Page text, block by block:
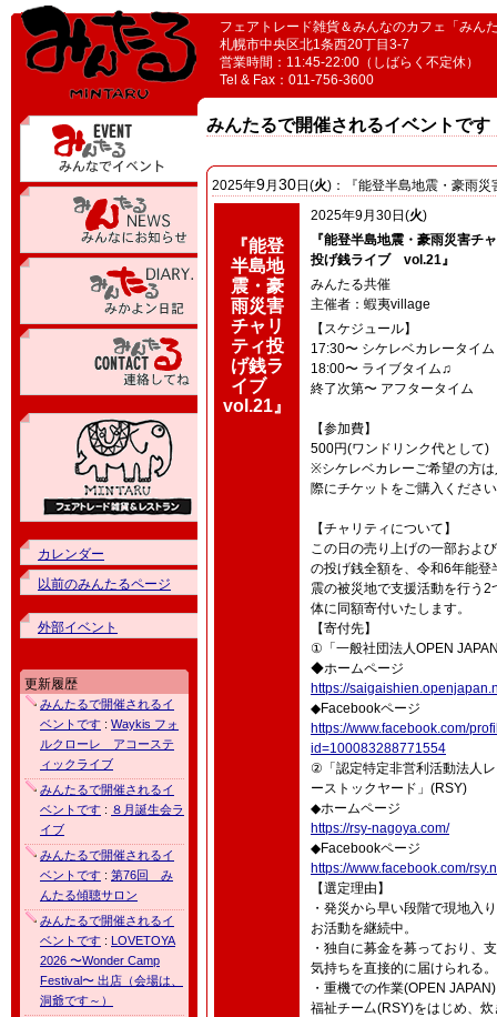
フェアトレード雑貨＆みんなのカフェ「みん
札幌市中央区北1条西20丁目3-7
営業時間：11:45-22:00（しばらく不定休）
Tel & Fax：011-756-3600
カレンダー
以前のみんたるページ
外部イベント
更新履歴
みんたるで開催されるイ
ベントです : Waykis フォ
ルクローレ アコーステ
ィックライブ
みんたるで開催されるイ
ベントです : ８月誕生会ラ
イブ
みんたるで開催されるイ
ベントです : 第76回 み
んたる傾聴サロン
みんたるで開催されるイ
ベントです : LOVETOYA
2026 〜Wonder Camp
Festival〜 出店（会場は、
洞爺です～）
みんたるで開催されるイベントです
2025年9月 30日(火)：『能登半島地震・豪雨
『能登
半島地
震・豪
雨災害
チャリ
ティ投
げ銭ラ
イブ
vol.21』
2025年9月 30日(火)
『能登半島地震・豪雨災害チ
投げ銭ライブ vol.21』
みんたる共催
主催者：蝦夷village
【スケジュール】
17:30〜 シケレベカレータイム
18:00〜 ライブタイム♫
終了次第〜 アフタータイム
【参加費】
500円(ワンドリンク代として)
※シケレベカレーご希望の方
際にチケットをご購入ください
【チャリティについて】
この日の売り上げの一部およ
の投げ銭全額を、令和6年能登
震の被災地で支援活動を行う2
体に同額寄付いたします。
【寄付先】
①「一般社団法人OPEN
◆ホームページ
https://
◆Facebookページ
https://www.facebook.com/
id=100083288771554
②「認定特定非営利活動法人
ーストックヤード」(RSY)
◆ホームページ
https://rsy-nagoya.com/
◆Facebookページ
https://www.facebook.com/
【選定理由】
・発災から早い段階で現地入
お活動を継続中。
・独自に募金を募っており、
気持ちを直接的に届けられる。
・重機での作業(OPEN
福祉チー厶(RSY)をはじめ、炊